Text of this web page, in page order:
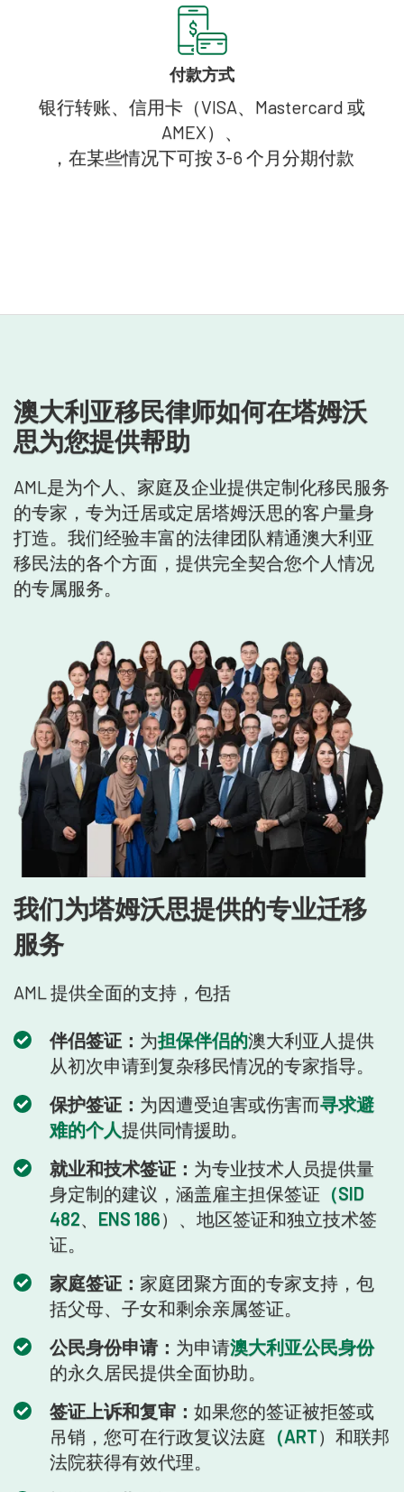
付款方式
银行转账、信用卡（VISA、Mastercard 或
AMEX）、
，在某些情况下可按 3-6 个月分期付款
澳大利亚移民律师如何在塔姆沃
思为您提供帮助
AML是为个人、家庭及企业提供定制化移民服务
的专家，专为迁居或定居塔姆沃思的客户量身
打造。我们经验丰富的法律团队精通澳大利亚
移民法的各个方面，提供完全契合您个人情况
的专属服务。
我们为塔姆沃思提供的专业迁移
服务
AML 提供全面的支持，包括
伴侣签证： 为担保伴侣的澳大利亚人提供
从初次申请到复杂移民情况的专家指导。
保护签证： 为因遭受迫害或伤害而寻求避
难的个人提供同情援助。
就业和技术签证： 为专业技术人员提供量
身定制的建议，涵盖雇主担保签证 （SID
482
ENS 186）、地区签证和独立技术签
证。
家庭签证： 家庭团聚方面的专家支持，包
括父母、子女和剩余亲属签证。
公民身份申请： 为申请澳大利亚公民身份
的永久居民提供全面协助。
签证上诉和复审： 如果您的签证被拒签或
吊销，您可在行政复议法庭 （ART）和联邦
法院获得有效代理。